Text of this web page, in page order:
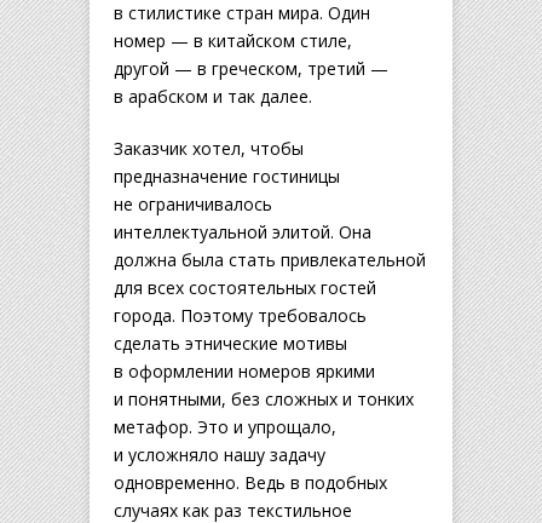
в стилистике стран мира. Один
номер — в китайском стиле,
другой — в греческом, третий —
в арабском и так далее.
Заказчик хотел, чтобы
предназначение гостиницы
не ограничивалось
интеллектуальной элитой. Она
должна была стать привлекательной
для всех состоятельных гостей
города. Поэтому требовалось
сделать этнические мотивы
в оформлении номеров яркими
и понятными, без сложных и тонких
метафор. Это и упрощало,
и усложняло нашу задачу
одновременно. Ведь в подобных
случаях как раз текстильное